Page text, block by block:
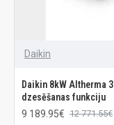
Daikin
Daikin 8kW Altherma
dzesēšanas funkciju
9 189.95€ 12 771.55€